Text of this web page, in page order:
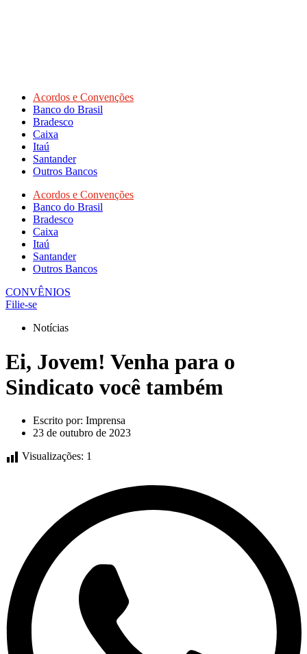
Acordos e Convenções
Banco do Brasil
Bradesco
Caixa
Itaú
Santander
Outros Bancos
Acordos e Convenções
Banco do Brasil
Bradesco
Caixa
Itaú
Santander
Outros Bancos
CONVÊNIOS
Filie-se
Notícias
Ei, Jovem! Venha para o
Sindicato você também
Escrito por: Imprensa
23 de outubro de 2023
Visualizações: 1